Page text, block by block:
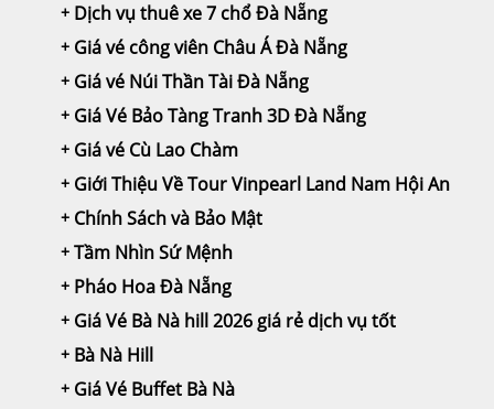
Dịch vụ thuê xe 7 chổ Đà Nẵng
Giá vé công viên Châu Á Đà Nẵng
Giá vé Núi Thần Tài Đà Nẵng
Giá Vé Bảo Tàng Tranh 3D Đà Nẵng
Giá vé Cù Lao Chàm
Giới Thiệu Về Tour Vinpearl Land Nam Hội An
Chính Sách và Bảo Mật
Tầm Nhìn Sứ Mệnh
Pháo Hoa Đà Nẵng
Giá Vé Bà Nà hill 2026 giá rẻ dịch vụ tốt
Bà Nà Hill
Giá Vé Buffet Bà Nà